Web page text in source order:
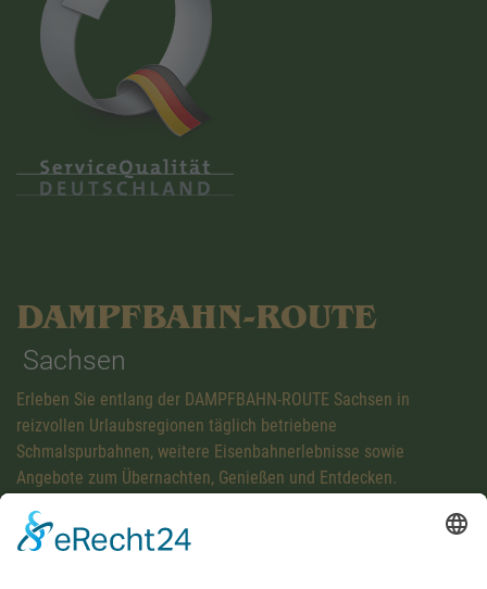
DAMPFBAHN-ROUTE
Sachsen
Erleben Sie entlang der DAMPFBAHN-ROUTE Sachsen in
reizvollen Urlaubsregionen täglich betriebene
Schmalspurbahnen, weitere Eisenbahnerlebnisse sowie
Angebote zum Übernachten, Genießen und Entdecken.